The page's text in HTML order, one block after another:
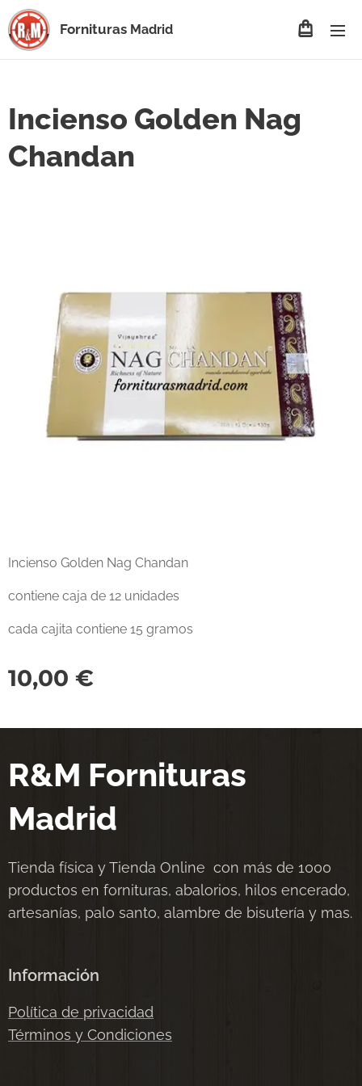
Fornituras Madrid
Incienso Golden Nag
Chandan
Incienso Golden Nag Chandan
contiene caja de 12 unidades
cada cajita contiene 15 gramos
10,00 €
R&M Fornituras
Madrid
Tienda física y Tienda Online con más de 1000
productos en fornituras, abalorios, hilos encerado,
artesanías, palo santo, alambre de bisutería y mas.
Información
Política de privacidad
Términos y Condiciones